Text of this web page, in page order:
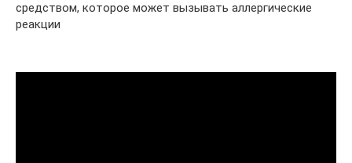
средством, которое может вызывать аллергические
реакции